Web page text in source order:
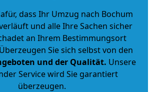
dass Ihr Umzug nach Bochum
und alle Ihre Sachen sicher
an Ihrem Bestimmungsort
Sie sich selbst von den
und der Qualität. Unsere
Service wird Sie garantiert
überzeugen.